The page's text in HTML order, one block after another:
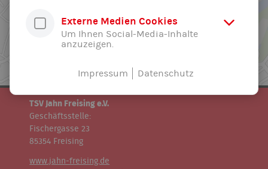
TSV Jahn Freising e.V.
Geschäftsstelle:
Fischergasse 23
85354 Freising
www.jahn-freising.de
Externe Medien Cookies
Um Ihnen Social-Media-Inhalte
anzuzeigen.
Impressum Datenschutz